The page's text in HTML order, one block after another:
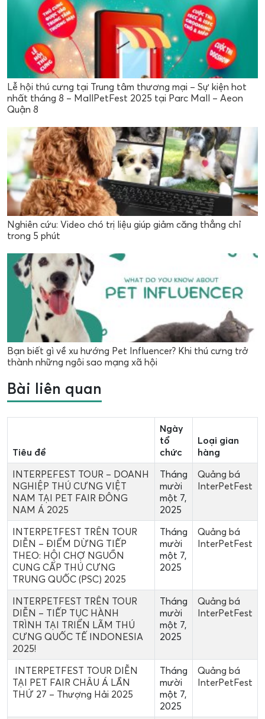
Lễ hội thú cưng tại Trung tâm thương mại – Sự kiện hot
nhất tháng 8 – MallPetFest 2025 tại Parc Mall – Aeon
Quận 8
Nghiên cứu: Video chó trị liệu giúp giảm căng thẳng chỉ
trong 5 phút
Bạn biết gì về xu hướng Pet Influencer? Khi thú cưng trở
thành những ngôi sao mạng xã hội
Bài liên quan
Tiêu đề
Ngày
tổ
chức
Loại gian
hàng
INTERPEFEST TOUR – DOANH
NGHIỆP THÚ CƯNG VIỆT
NAM TẠI PET FAIR ĐÔNG
NAM Á 2025
Tháng
mười
một 7,
2025
Quảng bá
InterPetFest
INTERPETFEST TRÊN TOUR
DIỄN – ĐIỂM DỪNG TIẾP
THEO: HỘI CHỢ NGUỒN
CUNG CẤP THÚ CƯNG
TRUNG QUỐC (PSC) 2025
Tháng
mười
một 7,
2025
Quảng bá
InterPetFest
INTERPETFEST TRÊN TOUR
DIỄN – TIẾP TỤC HÀNH
TRÌNH TẠI TRIỂN LÃM THÚ
CƯNG QUỐC TẾ INDONESIA
2025!
Tháng
mười
một 7,
2025
Quảng bá
InterPetFest
INTERPETFEST TOUR DIỄN
TẠI PET FAIR CHÂU Á LẦN
THỨ 27 – Thượng Hải 2025
Tháng
mười
một 7,
2025
Quảng bá
InterPetFest